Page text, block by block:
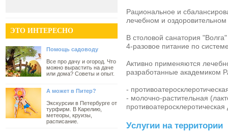
ЭТО ИНТЕРЕСНО
Помощь садоводу
Все про дачу и огород. Что
можно вырастить на даче
или дома? Советы и опыт.
А может в Питер?
Экскурсии в Петербурге от
турфирм. В Карелию,
метеоры, круизы,
расписание.
Рациональное и
лечебном и
В столовой санатория "Волга"
4-разовое питание по
Активно применяются
разработанные академиком
-
- молочно-растительная
противоатеросклеротическая
Услугии на территории